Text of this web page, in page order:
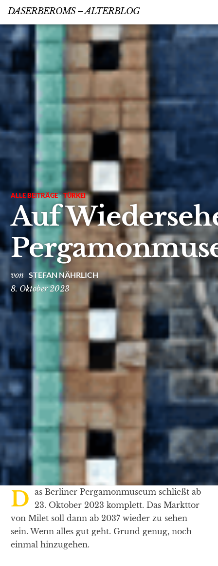
DASERBEROMS – ALTERBLOG
ALLE BEITRÄGE·TÜRKEI
Auf
von STEFAN NÄHRLICH
8. Oktober 2023
Das Berliner Pergamonmuseum schließt ab 23. Oktober 2023 komplett. Das Markttor
von Milet soll dann ab 2037 wieder zu sehen
sein. Wenn alles gut geht. Grund genug, noch
einmal hinzugehen.